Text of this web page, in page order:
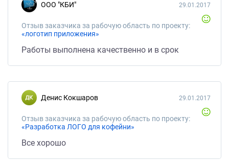
ООО "КБИ"
Отзыв заказчика за рабочую область по проекту:
«логотип приложения»
29.01.2017
Работы выполнена качественно и в срок
Денис Кокшаров
Отзыв заказчика за рабочую область по проекту:
«Разработка ЛОГО для кофейни»
29.01.2017
Все хорошо